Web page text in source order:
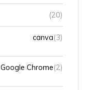
(20)
canva(3)
Google Chrome(2)
(17)